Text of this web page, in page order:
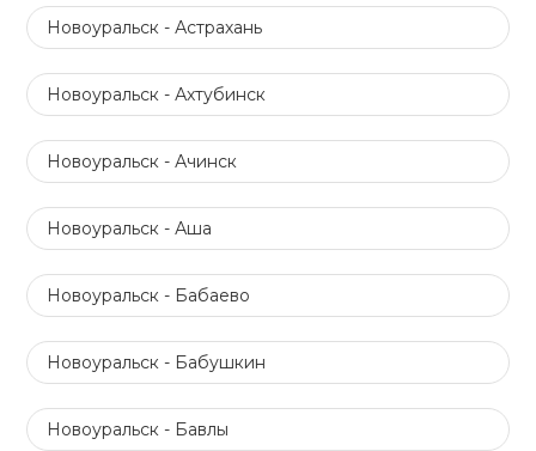
Новоуральск - Астрахань
Новоуральск - Ахтубинск
Новоуральск - Ачинск
Новоуральск - Аша
Новоуральск - Бабаево
Новоуральск - Бабушкин
Новоуральск - Бавлы